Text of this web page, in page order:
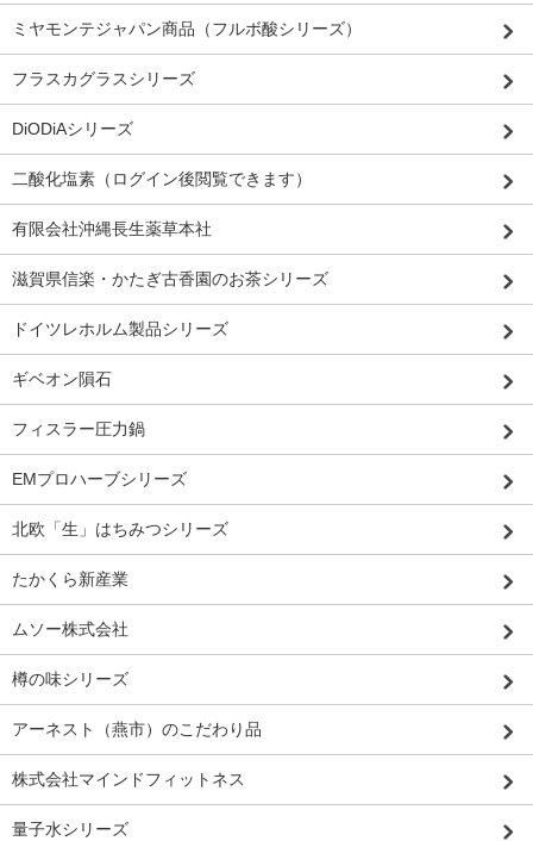
ミヤモンテジャパン商品（フルボ酸シリーズ）
フラスカグラスシリーズ
DiODiAシリーズ
二酸化塩素（ログイン後閲覧できます）
有限会社沖縄長生薬草本社
滋賀県信楽・かたぎ古香園のお茶シリーズ
ドイツレホルム製品シリーズ
ギベオン隕石
フィスラー圧力鍋
EMプロハーブシリーズ
北欧「生」はちみつシリーズ
たかくら新産業
ムソー株式会社
樽の味シリーズ
アーネスト（燕市）のこだわり品
株式会社マインドフィットネス
量子水シリーズ